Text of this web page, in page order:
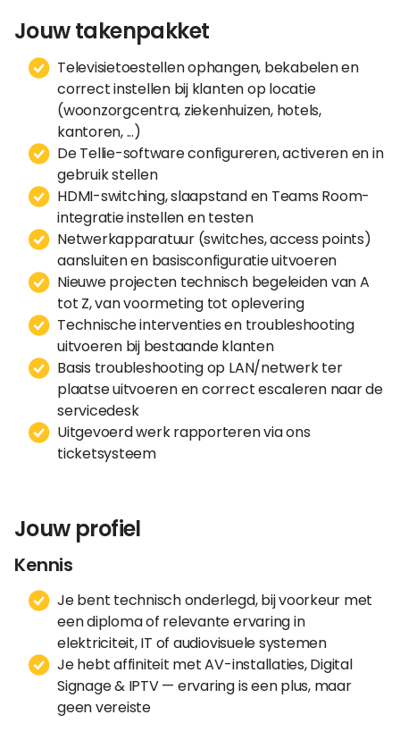
Jouw takenpakket
Televisietoestellen ophangen, bekabelen en
correct instellen bij klanten op locatie
(woonzorgcentra, ziekenhuizen, hotels,
kantoren, ...)
De Tellie-software configureren, activeren en in
gebruik stellen
HDMI-switching, slaapstand en Teams Room-
integratie instellen en testen
Netwerkapparatuur (switches, access points)
aansluiten en basisconfiguratie uitvoeren
Nieuwe projecten technisch begeleiden van A
tot Z, van voormeting tot oplevering
Technische interventies en troubleshooting
uitvoeren bij bestaande klanten
Basis troubleshooting op LAN/netwerk ter
plaatse uitvoeren en correct escaleren naar de
servicedesk
Uitgevoerd werk rapporteren via ons
ticketsysteem
Jouw profiel
Kennis
Je bent technisch onderlegd, bij voorkeur met
een diploma of relevante ervaring in
elektriciteit, IT of audiovisuele systemen
Je hebt affiniteit met AV-installaties, Digital
Signage & IPTV — ervaring is een plus, maar
geen vereiste